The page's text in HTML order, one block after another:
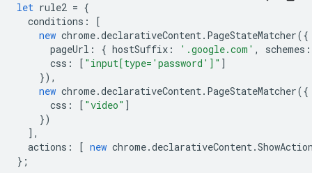
let rule2 = {
conditions :
[
new chrome.declarativeContent. PageStateMatcher({
pageUrl : { hostSuffix : '.google.com' , schemes :
css : [ "input[type='password']" ]
}),
new chrome.declarativeContent. PageStateMatcher({
css : [ "video" ]
})
],
actions : [ new chrome.declarativeContent.
};